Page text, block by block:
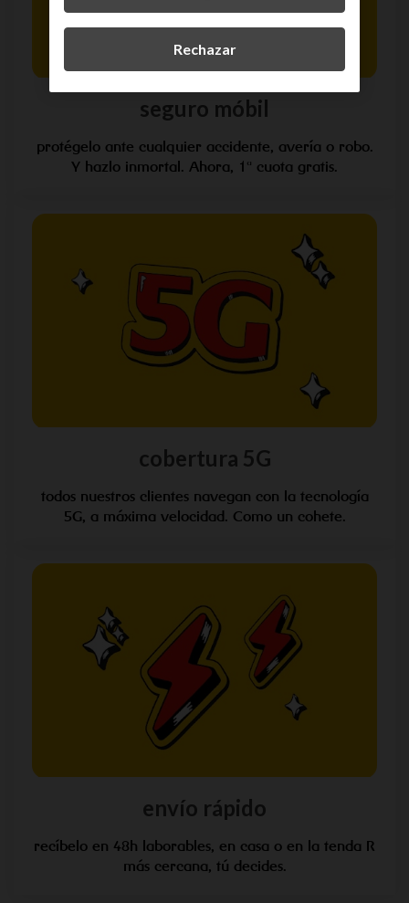
seguro móbil
protégelo ante cualquier accidente, avería o robo.
Y hazlo inmortal. Ahora, 1ª cuota gratis.
cobertura 5G
todos nuestros clientes navegan con la tecnología
5G, a máxima velocidad. Como un cohete.
envío rápido
recíbelo en 48h laborables, en casa o en la tenda R
más cercana, tú decides.
Rechazar